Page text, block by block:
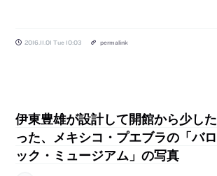
2016.11.01 Tue 10:03 permalink
伊東豊雄が設計して開館から少した
った、メキシコ・プエブラの「バロ
ック・ミュージアム」の写真